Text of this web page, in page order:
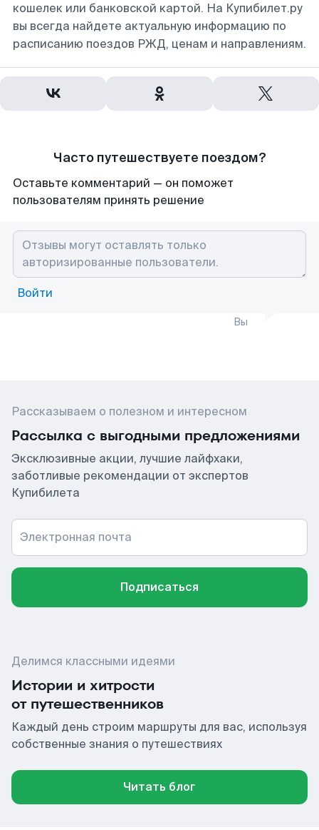
кошелек или банковской картой. На Купибилет.ру
вы всегда найдете актуальную информацию по
расписанию поездов РЖД, ценам и направлениям.
Часто путешествуете поездом?
Оставьте комментарий — он поможет
пользователям принять решение
Войти
Вы
Рассказываем о полезном и интересном
Рассылка с выгодными предложениями
Эксклюзивные акции, лучшие лайфхаки,
заботливые рекомендации от экспертов
Купибилета
Электронная почта
Подписаться
Делимся классными идеями
Истории и хитрости
от путешественников
Каждый день строим маршруты для вас, используя
собственные знания о путешествиях
Читать блог